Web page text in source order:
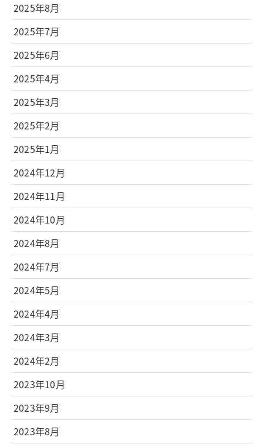
2025年8月
2025年7月
2025年6月
2025年4月
2025年3月
2025年2月
2025年1月
2024年12月
2024年11月
2024年10月
2024年8月
2024年7月
2024年5月
2024年4月
2024年3月
2024年2月
2023年10月
2023年9月
2023年8月